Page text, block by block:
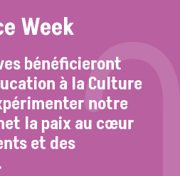
Week
bénéficieront
à la Culture
notre
la paix au cœur
et des